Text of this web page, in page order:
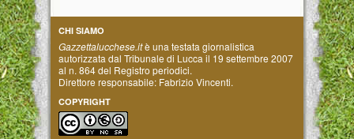
CHI SIAMO
Gazzettalucchese.itè una testata giornalistica
autorizzata dal Tribunale di Lucca il 19 settembre 2007
al n. 864 del Registro periodici.
Direttore responsabile: Fabrizio Vincenti.
COPYRIGHT